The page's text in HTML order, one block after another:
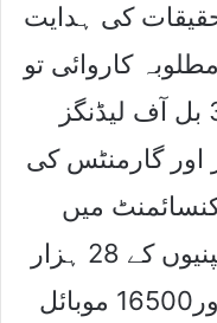
کی ہدایت
کاروائی تو
اس بات کا انکشاف ہوا کہ 3 بل آف لیڈنگز
اور گارمنٹس کی
میں
مختلف معروف غیرملکی کمپنیوں کے 28 ہزار
موبائل فونز، 2700 ٹیبلٹس اور16500 موبائل